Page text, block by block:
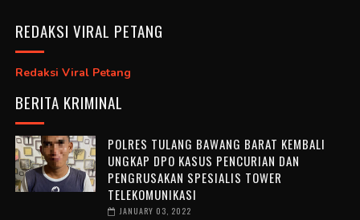
REDAKSI VIRAL PETANG
Redaksi Viral Petang
BERITA KRIMINAL
POLRES TULANG BAWANG BARAT KEMBALI
UNGKAP DPO KASUS PENCURIAN DAN
PENGRUSAKAN SPESIALIS TOWER
TELEKOMUNIKASI
JANUARY 03, 2022